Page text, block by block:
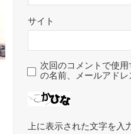
サイト
次回のコメントで使
の名前、メールアドレ
上に表示された文字を入